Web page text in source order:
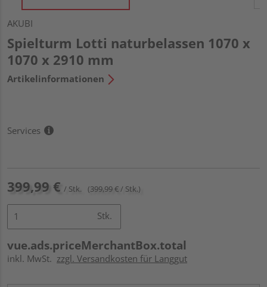
AKUBI
Spielturm Lotti naturbelassen 1070 x
1070 x 2910 mm
Artikelinformationen
Services
399,99 € / Stk. (399,99 € / Stk.)
Stk.
vue.ads.priceMerchantBox.total
inkl. MwSt. zzgl. Versandkosten für Langgut